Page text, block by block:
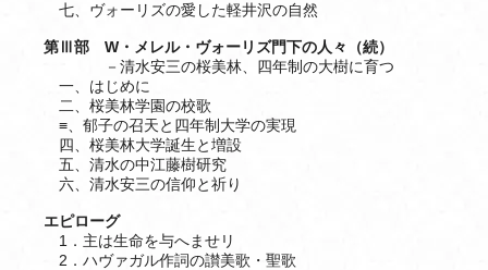
七、ヴォーリズの愛した軽井沢の自然
第Ⅲ部 W・メレル・ヴォーリズ門下の人々（続）
－清水安三の桜美林、四年制の大樹に育つ
一、はじめに
二、桜美林学園の校歌
≡、郁子の召天と四年制大学の実現
四、桜美林大学誕生と増設
五、清水の中江藤樹研究
六、清水安三の信仰と祈り
エピローグ
1．主は生命を与へませリ
2．ハヴァガル作詞の讃美歌・聖歌